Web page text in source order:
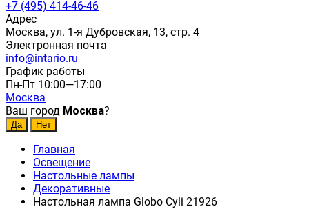
+7 (495) 414-46-46
Адрес
Москва, ул. 1-я Дубровская, 13, стр. 4
Электронная почта
info@intario.ru
График работы
Пн-Пт 10:00—17:00
Москва
Ваш город Москва?
Главная
Освещение
Настольные лампы
Декоративные
Настольная лампа Globo Cyli 21926